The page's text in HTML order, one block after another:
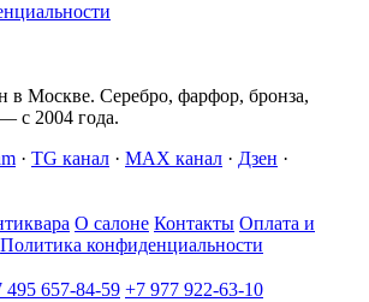
в Москве. Серебро, фарфор, бронза,
с 2004 года.
· TG канал · MAX канал · Дзен ·
О салоне Контакты Оплата и
Политика конфиденциальности
495 657-84-59 +7 977 922-63-10